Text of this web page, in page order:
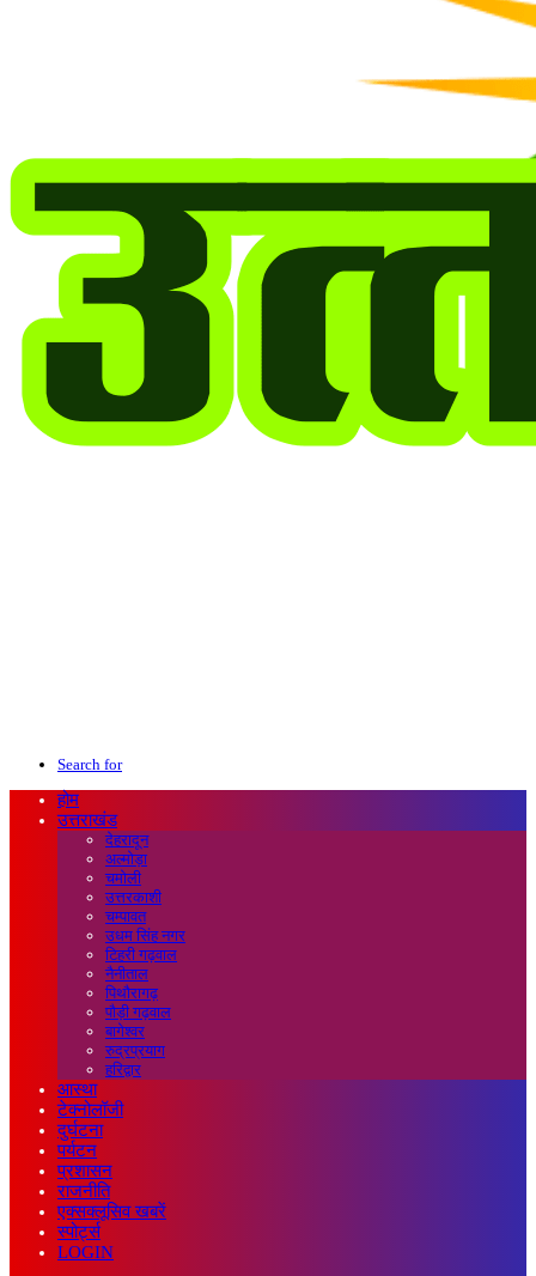
Search for
होम
उत्तराखंड
देहरादून
अल्मोड़ा
चमोली
उत्तरकाशी
चम्पावत
उधम सिंह नगर
टिहरी गढ़वाल
नैनीताल
पिथौरागढ़
पौड़ी गढ़वाल
बागेश्वर
रुद्रप्रयाग
हरिद्वार
आस्था
टेक्नोलॉजी
दुर्घटना
पर्यटन
प्रशासन
राजनीति
एक्सक्लूसिव खबरें
स्पोर्ट्स
LOGIN